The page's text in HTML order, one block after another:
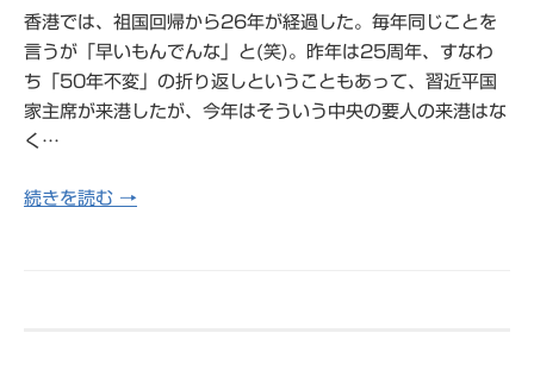
香港では、祖国回帰から26年が経過した。毎年同じことを
言うが「早いもんでんな」と(笑)。昨年は25周年、すなわ
ち「50年不変」の折り返しということもあって、習近平国
家主席が来港したが、今年はそういう中央の要人の来港はな
く…
続きを読む →